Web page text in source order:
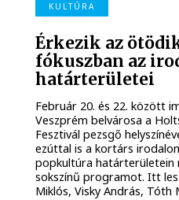
KULTÚRA
Érkezik az
fókuszban az
határterületei
Február 20. és 22. között
Veszprém belvárosa a
Fesztivál pezsgő
ezúttal is a kortárs
popkultúra határterületein
sokszínű programot. Itt
Miklós, Visky András, Tóth